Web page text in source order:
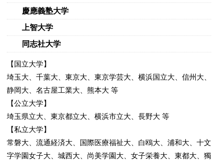
慶應義塾大学
上智大学
同志社大学
【国立大学】
埼玉大、千葉大、東京大、東京学芸大、横浜国立大、信州大、
静岡大、名古屋工業大、熊本大 等
【公立大学】
埼玉県立大、東京都立大、横浜市立大、長野大 等
【私立大学】
常磐大、流通経済大、国際医療福祉大、白鴎大、浦和大、十文
字学園女子大、城西大、尚美学園大、女子栄養大、東都大、獨